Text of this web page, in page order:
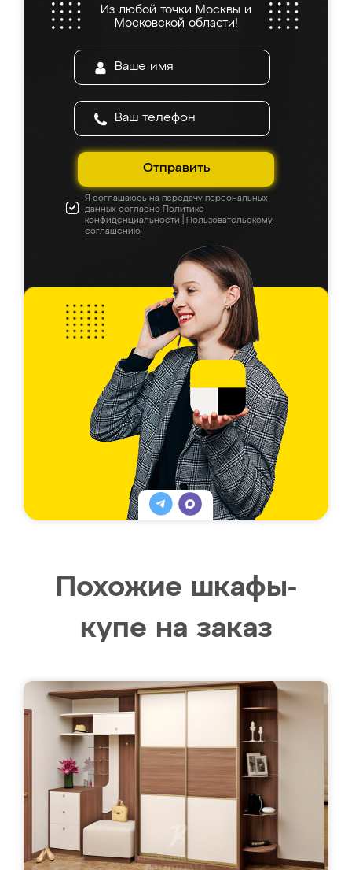
Из любой точки Москвы и
Московской области!
Отправить
Я соглашаюсь на передачу персональных
данных согласно Политике
конфиденциальности
Пользовательскому
соглашению
Похожие шкафы-
купе на заказ